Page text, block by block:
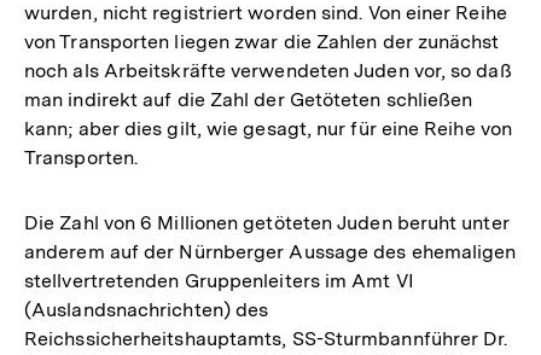
wurden, nicht registriert worden sind. Von einer Reihe
von Transporten liegen zwar die Zahlen der zunächst
noch als Arbeitskräfte verwendeten Juden vor, so daß
man indirekt auf die Zahl der Getöteten schließen
kann; aber dies gilt, wie gesagt, nur für eine Reihe von
Transporten.
Die Zahl von 6 Millionen getöteten Juden beruht unter
anderem auf der Nürnberger Aussage des ehemaligen
stellvertretenden Gruppenleiters im Amt VI
(Auslandsnachrichten) des
Reichssicherheitshauptamts, SS-Sturmbannführer Dr.